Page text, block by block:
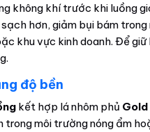
không khí trước khi luồng
hơn, giảm bụi bám
khu vực kinh doanh. Để giữ
độ bền
kết hợp lá nhôm phủ Gold
môi trường nóng ẩm